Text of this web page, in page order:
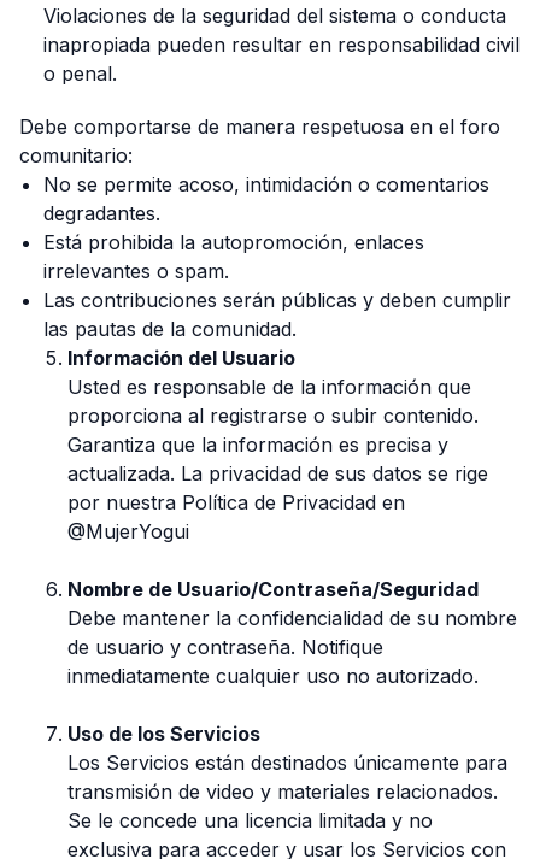
Violaciones de la seguridad del sistema o conducta
inapropiada pueden resultar en responsabilidad civil
o penal.
Debe comportarse de manera respetuosa en el foro
comunitario:
No se permite acoso, intimidación o comentarios
degradantes.
Está prohibida la autopromoción, enlaces
irrelevantes o spam.
Las contribuciones serán públicas y deben cumplir
las pautas de la comunidad.
Información del Usuario
Usted es responsable de la información que
proporciona al registrarse o subir contenido.
Garantiza que la información es precisa y
actualizada. La privacidad de sus datos se rige
por nuestra Política de Privacidad en
@MujerYogui
Nombre de Usuario/Contraseña/Seguridad
Debe mantener la confidencialidad de su nombre
de usuario y contraseña. Notifique
inmediatamente cualquier uso no autorizado.
Uso de los Servicios
Los Servicios están destinados únicamente para
transmisión de video y materiales relacionados.
Se le concede una licencia limitada y no
exclusiva para acceder y usar los Servicios con